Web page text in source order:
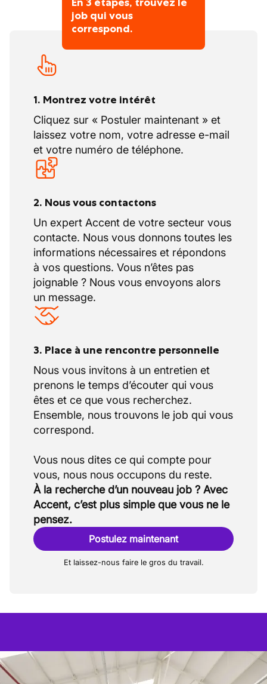
job qui vous
correspond.
1. Montrez votre intérêt
Cliquez sur « Postuler maintenant » et
laissez votre nom, votre adresse e-mail
et votre numéro de téléphone.
2. Nous vous contactons
Un expert Accent de votre secteur vous
contacte. Nous vous donnons toutes les
informations nécessaires et répondons
à vos questions. Vous n’êtes pas
joignable ? Nous vous envoyons alors
un message.
3. Place à une rencontre personnelle
Nous vous invitons à un entretien et
prenons le temps d’écouter qui vous
êtes et ce que vous recherchez.
Ensemble, nous trouvons le job qui vous
correspond.
Vous nous dites ce qui compte pour
À la recherche d’un nouveau job ? Avec
Accent, c’est plus simple que vous ne le
pensez.
Postulez maintenant
Et laissez-nous faire le gros du travail.